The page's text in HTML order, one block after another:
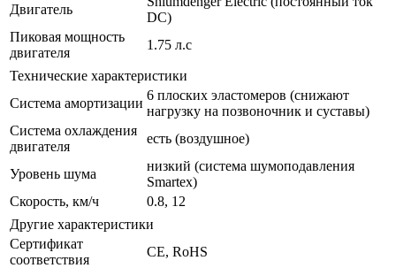
Двигатель
DC)
Пиковая мощность
двигателя
1.75 л.с
Технические характеристики
Система амортизации
6 плоских эластомеров (снижают
нагрузку на позвоночник и суставы)
Система охлаждения
двигателя
есть (воздушное)
Уровень шума
низкий (система шумоподавления
Smartex)
Скорость, км/ч
0.8, 12
Другие характеристики
Сертификат
соответствия
CE, RoHS